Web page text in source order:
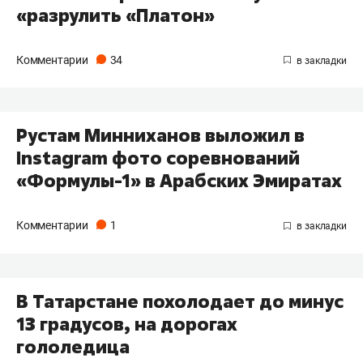
«разрулить «Платон»
Комментарии 34
Рустам Минниханов выложил в
Instagram фото соревнований
«Формулы-1» в Арабских Эмиратах
Комментарии 1
В Татарстане похолодает до минус
13 градусов, на дорогах
гололедица